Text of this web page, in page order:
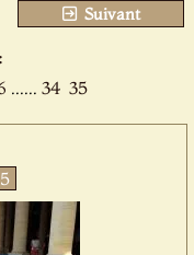
Suivant
...... 34 35
5